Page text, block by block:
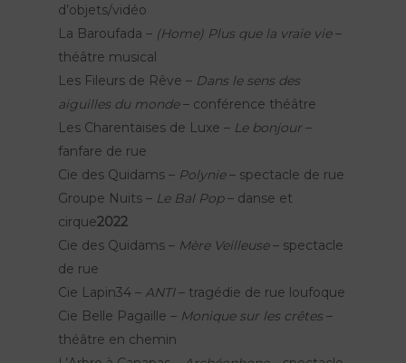
d’objets/vidéo
La Baroufada – (Home) Plus que la vraie vie–
théâtre musical
Les Fileurs de Rêve – Dans le sens des
aiguilles du monde– conférence théâtre
Les Charentaises de Luxe – Le bonjour –
fanfare de rue
Cie des Quidams – Polynie– spectacle de rue
Groupe Nuits – Le Bal Pop– danse et
cirque2022
Cie des Quidams – Mère Veilleuse– spectacle
de rue
Cie Lapin34 – ANTI– tragédie de rue loufoque
Cie Belle Pagaille – Monique sur les crêtes–
théâtre en chemin
Rêve d’Herbert
TOTEMS
Les Pops
Actualités
Contact
FR